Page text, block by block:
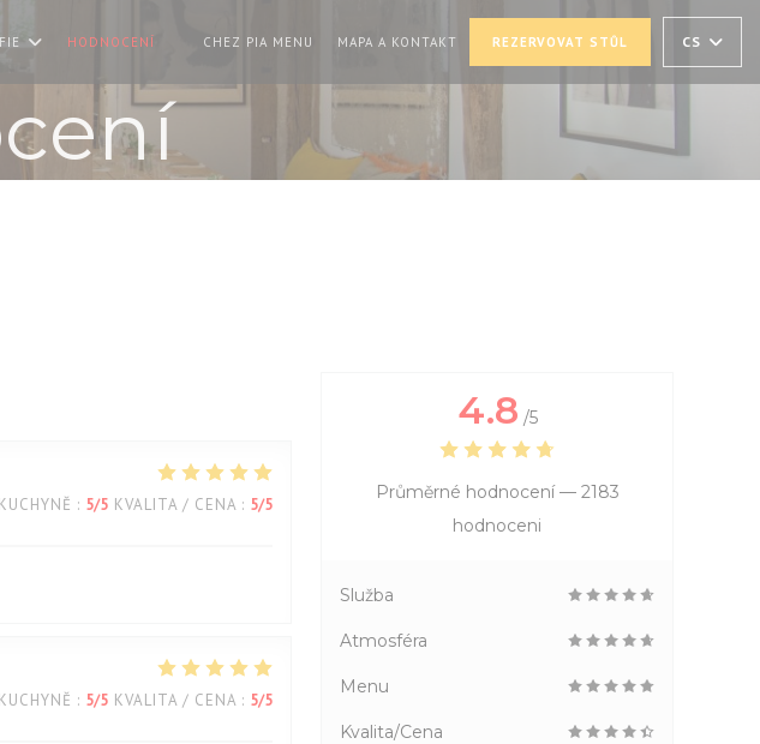
HODNOCENÍ CHEZ PIA MENU ((OTEVŘE SE V NOVÉM OKNĚ))
MAPA A KONTAKT REZERVOVAT STŮL CS
KUCHYNĚ : 5/5 KVALITA / CENA : 5/5
KUCHYNĚ : 5/5 KVALITA / CENA : 5/5
4.8 /5
Průměrné hodnocení — 2183
hodnoceni
Služba
Atmosféra
Menu
Kvalita/Cena